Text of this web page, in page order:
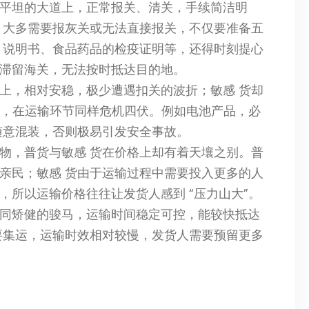
坦的大道上，正常报关、清关，手续简洁明
多需要报灰关或无法直接报关，不仅要准备五
明书、食品药品的检疫证明等，还得时刻提心
海关，无法按时抵达目的地。
，相对安稳，极少遭遇扣关的波折；敏感 货却
在运输环节同样危机四伏。例如电池产品，必
混装，否则极易引发安全事故。
，普货与敏感 货在价格上却有着天壤之别。普
民；敏感 货由于运输过程中需要投入更多的人
以运输价格往往让发货人感到 “压力山大”。
矫健的骏马，运输时间稳定可控，能较快抵达
运，运输时效相对较慢，发货人需要预留更多